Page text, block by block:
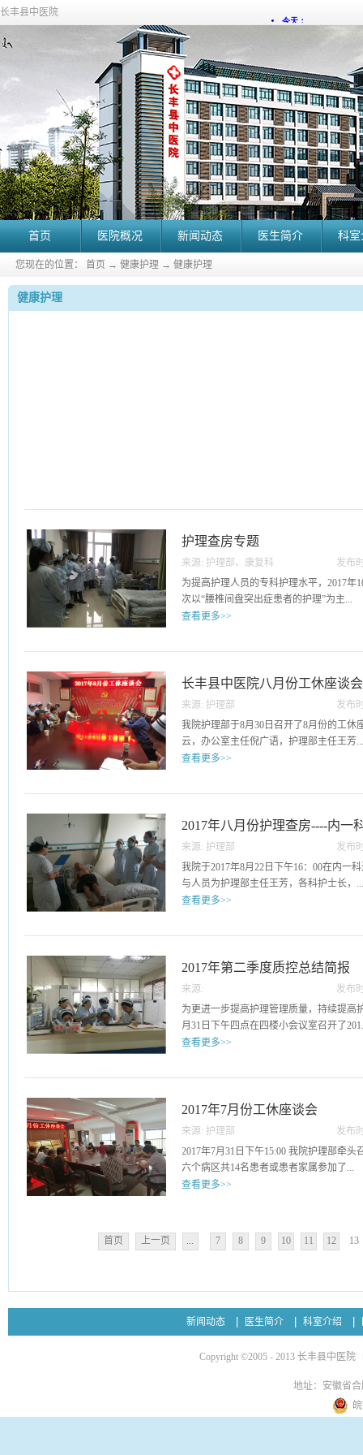
长丰县中医院
首页 医院概况 新闻动态 医生简介 科
您现在的位置： 首页 → 健康护理 → 健康护理
健康护理
护理查房专题
来源: 护理部、康复科
发布
23
为提高护理人员的专科护理水平，2017年
次以“腰椎间盘突出症患者的护理”为主...
理问题及采取的护理措施，并对患者进行
相关情况，进行了专科护理指导，护理
验，围绕该患者的护理各抒己见，提出了
者住院期间存在的护理问题提出了补充意
理，护理目标更加明确。护理部主任对此
去，为推动我院护理质量持续改进打下夯
主任及各科护士长对这次护理查房所做的
作中，在以后的工作中对存在的薄弱环节
查看更多>>
长丰县中医院八月份工休座谈会
来源: 护理部
发布
05
我院护理部于8月30日召开了8月份的工休
云，办公室主任倪广语，护理部主任王芳
为患者提供一个良好的就医与治疗环境。
查看更多>>
2017年八月份护理查房----内一
来源: 护理部
发布
24
我院于2017年8月22日下午16：00在内一
与人员为护理部主任王芳，各科护士长，
施的实施。在护理该类患者时，加强健康
根据心脾两虚饮食应易于消化，可常用
热量的合理膳食以维持日常所需，可进行
质提高。护理查房结束，护理部主任王芳
行点评，提出改进建议，促进护理查房工
查看更多>>
2017年第二季度质控总结简报
来源:
发布
08
为更进一步提高护理管理质量，持续提高
月31日下午四点在四楼小会议室召开了
施。参会人员各抒己见对于护理发展提出
人员对下一季度的工作提出了规划，也
查看更多>>
2017年7月份工休座谈会
来源: 护理部
发布
08
2017年7月31日下午15:00 我院护理部牵
六个病区共14名患者或患者家属参加了...
会。患者代表积极进行发言，表达意见及
服务水平提高提供宝贵的意见。医务人员
查看更多>>
首页 上一页 ... 7 8 9 10 11 12 13
新闻动态 医生简介 科室介绍
Copyright ©2005 - 2013 长丰县中医院
地址：安徽省